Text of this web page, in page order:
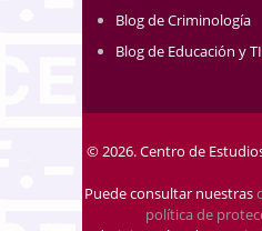
Blog de Criminología
Blog de Educación y
© 2026. Centro de
Puede consultar nuestras
política de